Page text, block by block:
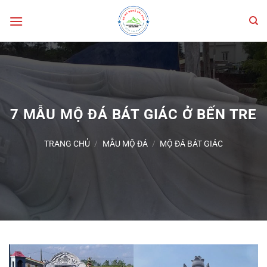
qua
dung
7 MẪU MỘ ĐÁ BÁT GIÁC Ở BẾN TRE
TRANG CHỦ / MẪU MỘ ĐÁ / MỘ ĐÁ BÁT GIÁC